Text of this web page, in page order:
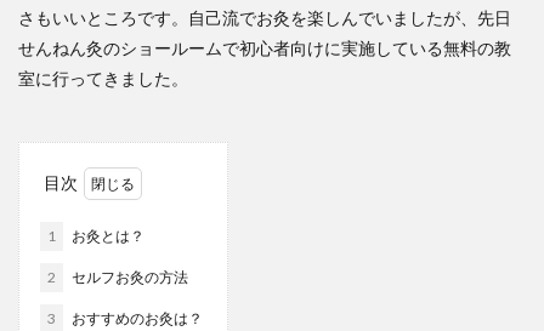
さもいいところです。自己流でお灸を楽しんでいましたが、先日
せんねん灸のショールームで初心者向けに実施している無料の教
室に行ってきました。
目次
1 お灸とは？
2 セルフお灸の方法
3 おすすめのお灸は？